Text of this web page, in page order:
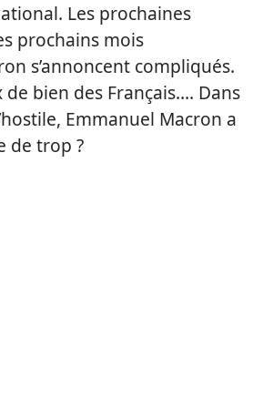
Les prochaines
prochains mois
s’annoncent compliqués.
bien des Français…. Dans
Emmanuel Macron a
de trop ?